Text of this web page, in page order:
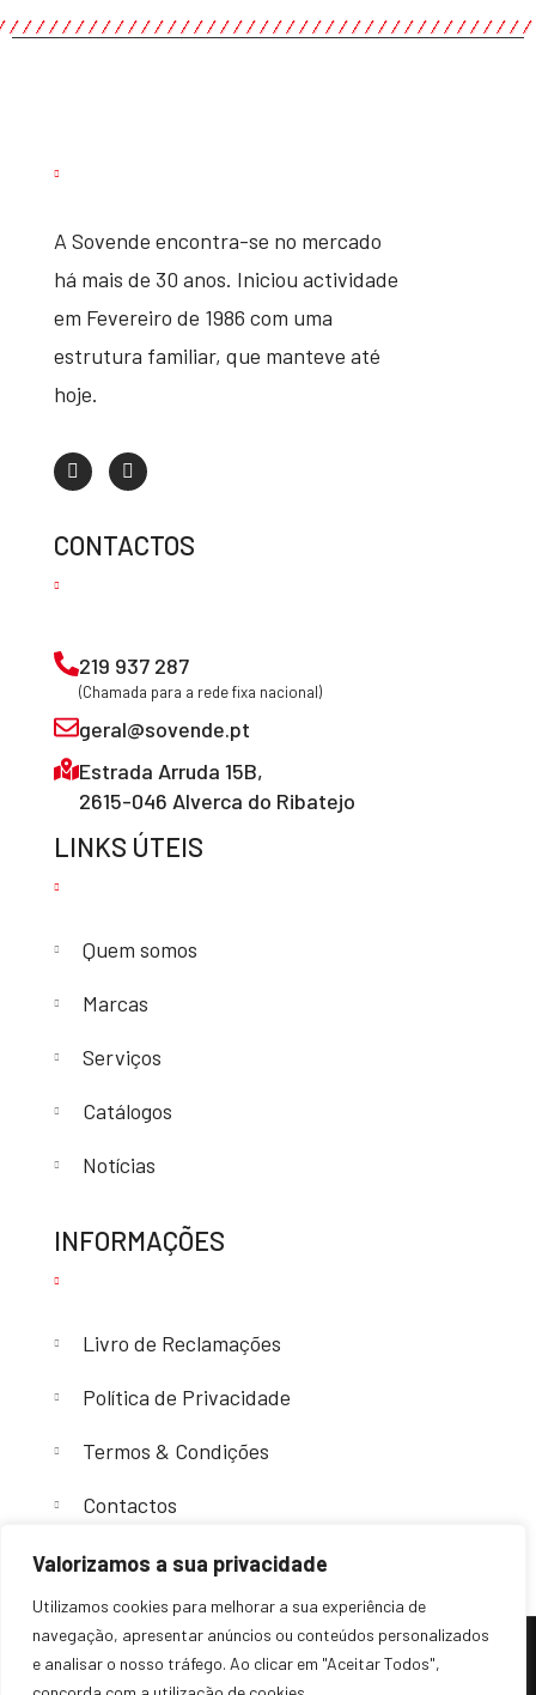
Valorizamos a sua privacidade
Utilizamos cookies para melhorar a sua experiência de
navegação, apresentar anúncios ou conteúdos personalizados
e analisar o nosso tráfego. Ao clicar em "Aceitar Todos",
A Sovende encontra-se no mercado
há mais de 30 anos. Iniciou actividade
em Fevereiro de 1986 com uma
estrutura familiar, que manteve até
hoje.
CONTACTOS
219 937 287
(Chamada para a rede fixa nacional)
geral@sovende.pt
Estrada Arruda 15B,
2615-046 Alverca do Ribatejo
LINKS ÚTEIS
Quem somos
Marcas
Serviços
Catálogos
Notícias
INFORMAÇÕES
Livro de Reclamações
Política de Privacidade
Termos & Condições
Contactos
(c) 2024 – Sovende. Todos os direitos reservados.